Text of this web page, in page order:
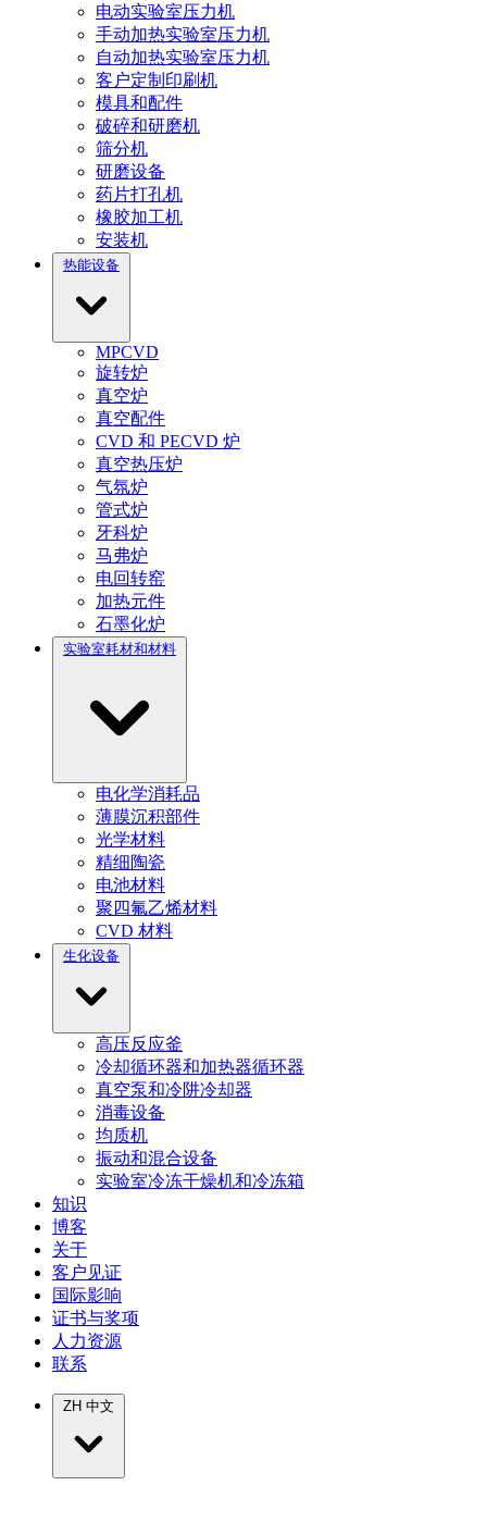
电动实验室压力机
手动加热实验室压力机
自动加热实验室压力机
客户定制印刷机
模具和配件
破碎和研磨机
筛分机
研磨设备
药片打孔机
橡胶加工机
安装机
热能设备
MPCVD
旋转炉
真空炉
真空配件
CVD 和 PECVD 炉
真空热压炉
气氛炉
管式炉
牙科炉
马弗炉
电回转窑
加热元件
石墨化炉
实验室耗材和材料
电化学消耗品
薄膜沉积部件
光学材料
精细陶瓷
电池材料
聚四氟乙烯材料
CVD 材料
生化设备
高压反应釜
冷却循环器和加热器循环器
真空泵和冷阱冷却器
消毒设备
均质机
振动和混合设备
实验室冷冻干燥机和冷冻箱
知识
博客
关于
客户见证
国际影响
证书与奖项
人力资源
联系
ZH 中文